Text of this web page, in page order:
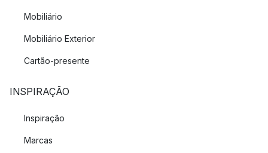
Mobiliário
Mobiliário Exterior
Cartão-presente
INSPIRAÇÃO
Inspiração
Marcas